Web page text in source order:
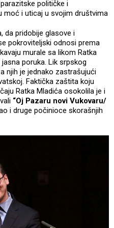
političke i
moć i uticaj u svojim društvima
da pridobije glasove i
pokroviteljski odnosi prema
murale sa likom Ratka
poruka. Lik srpskog
njih je jednako zastrašujući
Faktička zaštita koju
Ratka Mladića osokolila je i
“Oj Pazaru novi Vukovaru/
i druge počinioce skorašnjih